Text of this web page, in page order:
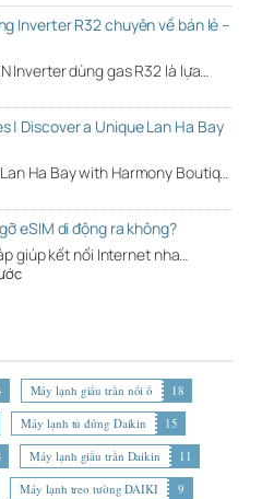
Inverter R32 chuyên về bán lẻ –
Inverter dùng gas R32 là lựa…
| Discover a Unique Lan Ha Bay
Ha Bay with Harmony Boutiq…
eSIM di động ra không?
giúp kết nối Internet nha…
Máy lạnh giấu trần nối ố
18
Máy lạnh tủ đứng Daikin
15
Máy lạnh giấu trần Daikin
11
Máy lạnh treo tường DAIKI
9